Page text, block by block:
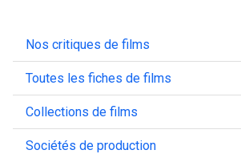
Nos critiques de films
Toutes les fiches de films
Collections de films
Sociétés de production